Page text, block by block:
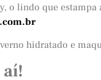
o lindo que